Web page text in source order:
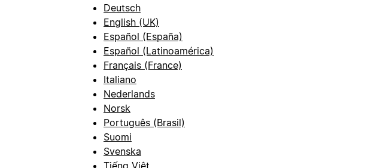
Deutsch
English (UK)
Español (España)
Español (Latinoamérica)
Français (France)
Italiano
Nederlands
Norsk
Português (Brasil)
Suomi
Svenska
Tiếng Việt